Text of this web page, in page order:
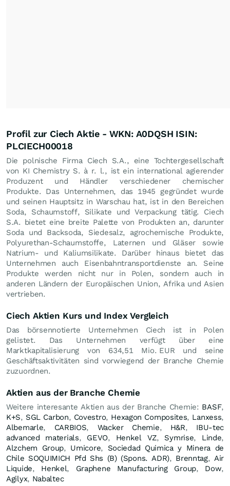
Profil zur Ciech Aktie - WKN: A0DQSH ISIN:
PLCIECH00018
Die polnische Firma Ciech S.A., eine Tochtergesellschaft
von KI Chemistry S. à r. l., ist ein international agierender
Produzent und Händler verschiedener chemischer
Produkte. Das Unternehmen, das 1945 gegründet wurde
und seinen Hauptsitz in Warschau hat, ist in den Bereichen
Soda, Schaumstoff, Silikate und Verpackung tätig. Ciech
S.A. bietet eine breite Palette von Produkten an, darunter
Soda und Backsoda, Siedesalz, agrochemische Produkte,
Polyurethan-Schaumstoffe, Laternen und Gläser sowie
Natrium- und Kaliumsilikate. Darüber hinaus bietet das
Unternehmen auch Eisenbahntransportdienste an. Seine
Produkte werden nicht nur in Polen, sondern auch in
anderen Ländern der Europäischen Union, Afrika und Asien
vertrieben.
Ciech Aktien Kurs und Index Vergleich
Das börsennotierte Unternehmen Ciech ist in Polen
gelistet. Das Unternehmen verfügt über eine
Marktkapitalisierung von 634,51 Mio. EUR und seine
Geschäftsaktivitäten sind vorwiegend der Branche Chemie
zuzuordnen.
Aktien aus der Branche Chemie
Weitere interesante Aktien aus der Branche Chemie: BASF,
K+S, SGL Carbon, Covestro, Hexagon Composites, Lanxess,
Albemarle, CARBIOS, Wacker Chemie, H&R, IBU-tec
advanced materials, GEVO, Henkel VZ, Symrise, Linde,
Alzchem Group, Umicore, Sociedad Quimica y Minera de
Chile SOQUIMICH Pfd Shs (B) (Spons. ADR), Brenntag, Air
Liquide, Henkel, Graphene Manufacturing Group, Dow,
Agilyx, Nabaltec